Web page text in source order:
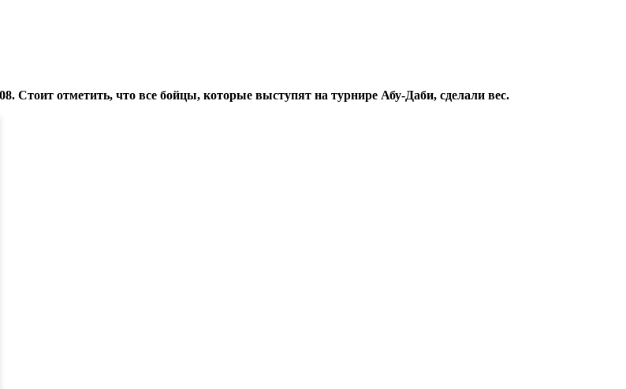
Стоит отметить, что все бойцы, которые выступят на турнире Абу-Даби, сделали вес.